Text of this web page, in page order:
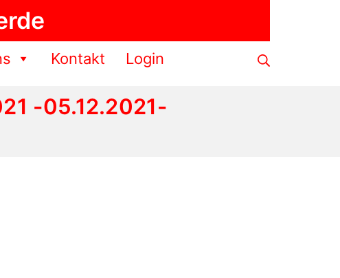
Kontakt Login
-05.12.2021-